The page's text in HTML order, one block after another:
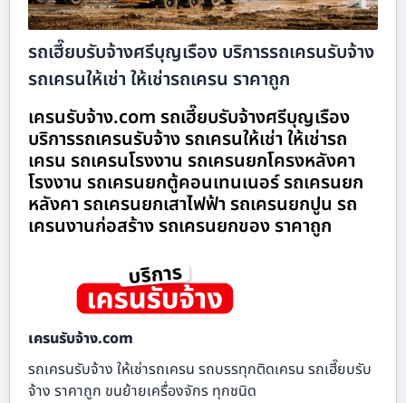
รถเฮี๊ยบรับจ้างศรีบุญเรือง บริการรถเครนรับจ้าง
รถเครนให้เช่า ให้เช่ารถเครน ราคาถูก
เครนรับจ้าง.com รถเฮี๊ยบรับจ้างศรีบุญเรือง
บริการรถเครนรับจ้าง รถเครนให้เช่า ให้เช่ารถ
เครน รถเครนโรงงาน รถเครนยกโครงหลังคา
โรงงาน รถเครนยกตู้คอนเทนเนอร์ รถเครนยก
หลังคา รถเครนยกเสาไฟฟ้า รถเครนยกปูน รถ
เครนงานก่อสร้าง รถเครนยกของ ราคาถูก
เครนรับจ้าง.com
รถเครนรับจ้าง ให้เช่ารถเครน รถบรรทุกติดเครน รถเฮี๊ยบรับ
จ้าง ราคาถูก ขนย้ายเครื่องจักร ทุกชนิด